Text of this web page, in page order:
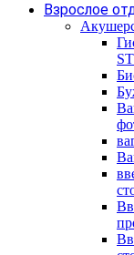
Взрослое